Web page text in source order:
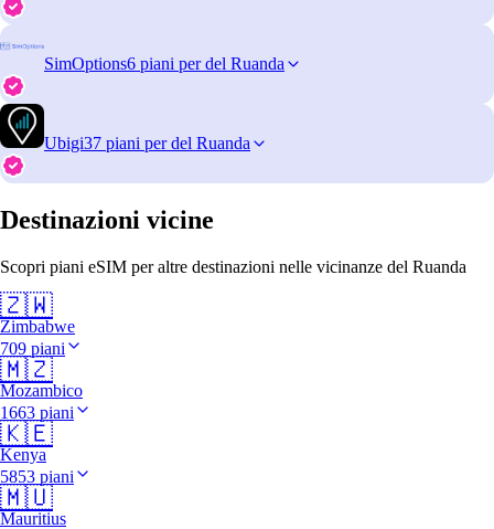
SimOptions6 piani per del Ruanda
Ubigi37 piani per del Ruanda
Destinazioni vicine
Scopri piani eSIM per altre destinazioni nelle vicinanze del Ruanda
🇿🇼
Zimbabwe
709 piani
🇲🇿
Mozambico
1663 piani
🇰🇪
Kenya
5853 piani
🇲🇺
Mauritius